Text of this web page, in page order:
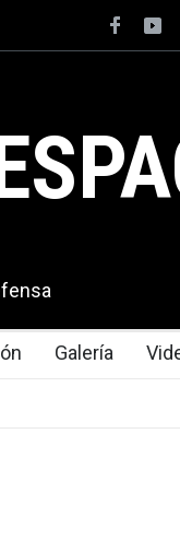
México
del
Galería